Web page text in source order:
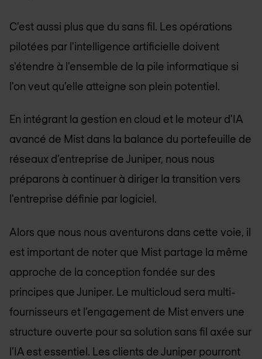
C’est aussi plus que du sans fil. Les opérations
pilotées par l'intelligence artificielle doivent
s'étendre à l'ensemble de la pile informatique si
l'on veut qu'elle atteigne son plein potentiel.
En intégrant la gestion en cloud et le moteur d'IA
avancé de Mist dans la balance du portefeuille de
réseaux d’entreprise de Juniper, nous nous
préparons à continuer à diriger la transition vers
l'entreprise définie par logiciel.
Alors que nous nous aventurons dans cette voie, il
est important de noter que Mist partage la même
approche de la conception fondée sur des
principes que Juniper. Le multicloud sera multi-
fournisseurs et l’engagement de Mist envers une
structure ouverte pour sa solution sans fil axée sur
l’IA est essentiel. Les clients de Juniper pourront